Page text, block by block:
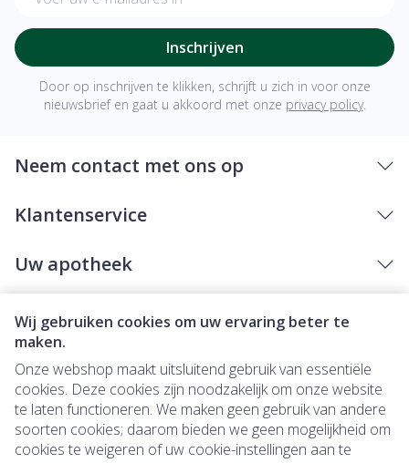
Wij gebruiken cookies om uw ervaring beter te
maken.
Onze webshop maakt uitsluitend gebruik van essentiële
cookies. Deze cookies zijn noodzakelijk om onze website
te laten functioneren. We maken geen gebruik van andere
soorten cookies; daarom bieden we geen mogelijkheid om
cookies te weigeren of uw cookie-instellingen aan te
Inschrijven
Door op inschrijven te klikken, schrijft u zich in voor onze
nieuwsbrief en gaat u akkoord met onze privacy policy.
Neem contact met ons op
Klantenservice
Uw apotheek